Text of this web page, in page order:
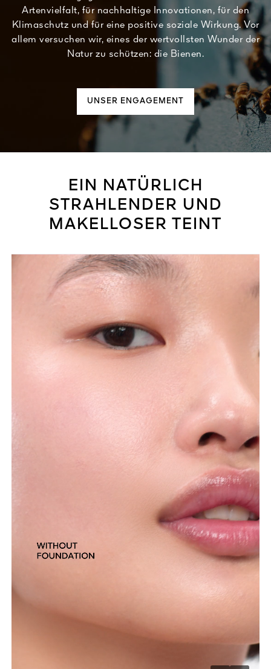
Artenvielfalt, für nachhaltige Innovationen, für den
Klimaschutz und für eine positive soziale Wirkung. Vor
allem versuchen wir, eines der wertvollsten Wunder der
Natur zu schützen: die Bienen.
UNSER ENGAGEMENT
EIN NATÜRLICH
STRAHLENDER UND
MAKELLOSER TEINT